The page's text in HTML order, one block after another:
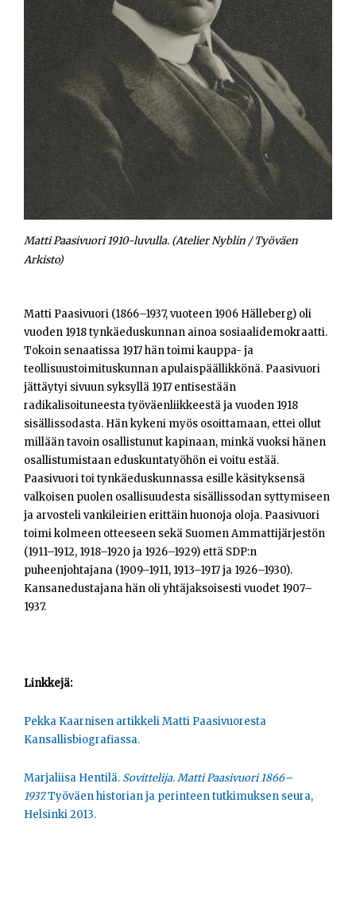
Opiskelijat
Haku:
Matti Paasivuori 1910-luvulla. (Atelier Nyblin / Työväen
Arkisto)
Matti Paasivuori (1866–1937, vuoteen 1906 Hälleberg) oli
vuoden 1918 tynkäeduskunnan ainoa sosiaalidemokraatti.
Tokoin senaatissa 1917 hän toimi kauppa- ja
teollisuustoimituskunnan apulaispäällikkönä. Paasivuori
jättäytyi sivuun syksyllä 1917 entisestään
radikalisoituneesta työväenliikkeestä ja vuoden 1918
sisällissodasta. Hän kykeni myös osoittamaan, ettei ollut
millään tavoin osallistunut kapinaan, minkä vuoksi hänen
osallistumistaan eduskuntatyöhön ei voitu estää.
Paasivuori toi tynkäeduskunnassa esille käsityksensä
valkoisen puolen osallisuudesta sisällissodan syttymiseen
ja arvosteli vankileirien erittäin huonoja oloja. Paasivuori
toimi kolmeen otteeseen sekä Suomen Ammattijärjestön
(1911–1912, 1918–1920 ja 1926–1929) että SDP:n
puheenjohtajana (1909–1911, 1913–1917 ja 1926–1930).
Kansanedustajana hän oli yhtäjaksoisesti vuodet 1907–
1937.
Linkkejä:
Pekka Kaarnisen artikkeli Matti Paasivuoresta
Kansallisbiografiassa.
Marjaliisa Hentilä. Sovittelija. Matti Paasivuori 1866–
1937.Työväen historian ja perinteen tutkimuksen seura,
Helsinki 2013.